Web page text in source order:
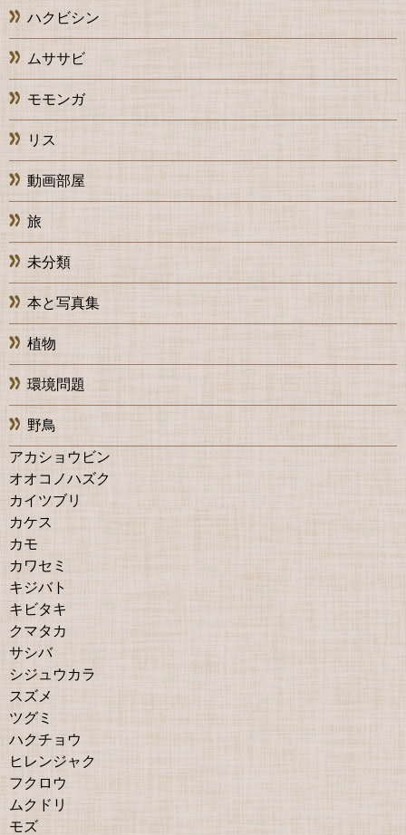
ハクビシン
ムササビ
モモンガ
リス
動画部屋
旅
未分類
本と写真集
植物
環境問題
野鳥
アカショウビン
オオコノハズク
カイツブリ
カケス
カモ
カワセミ
キジバト
キビタキ
クマタカ
サシバ
シジュウカラ
スズメ
ツグミ
ハクチョウ
ヒレンジャク
フクロウ
ムクドリ
モズ